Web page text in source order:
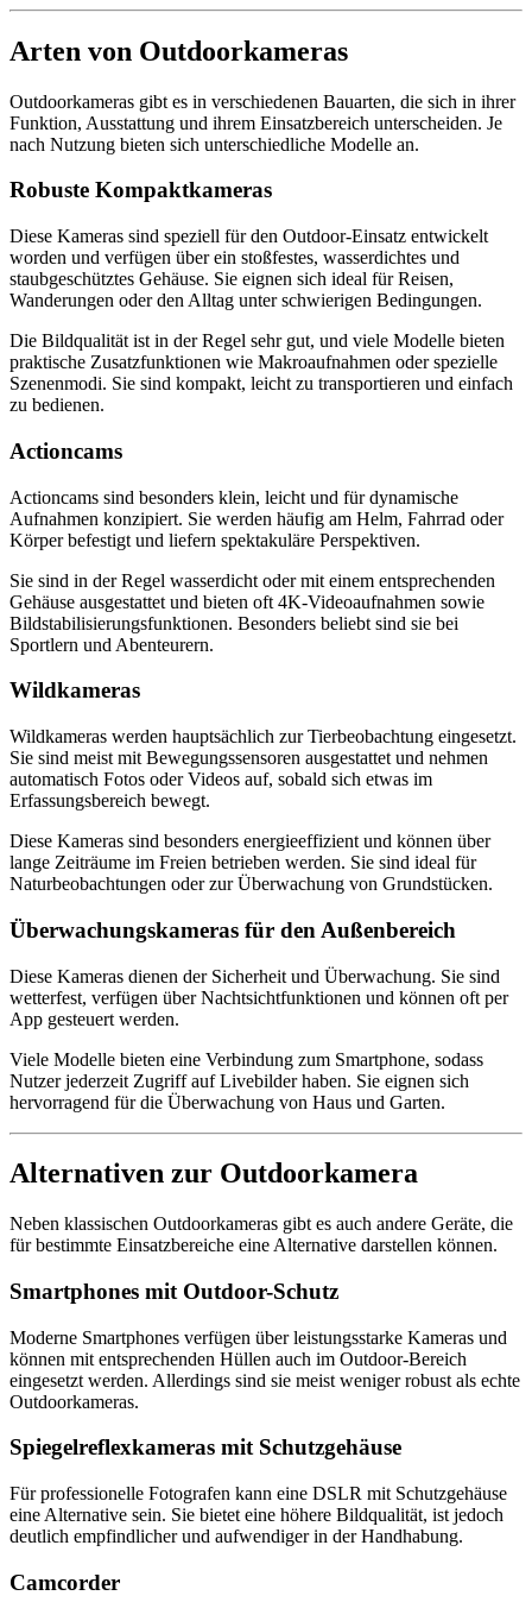
Arten von Outdoorkameras
Outdoorkameras gibt es in verschiedenen Bauarten, die sich in ihrer
Funktion, Ausstattung und ihrem Einsatzbereich unterscheiden. Je
nach Nutzung bieten sich unterschiedliche Modelle an.
Robuste Kompaktkameras
Diese Kameras sind speziell für den Outdoor-Einsatz entwickelt
worden und verfügen über ein stoßfestes, wasserdichtes und
staubgeschütztes Gehäuse. Sie eignen sich ideal für Reisen,
Wanderungen oder den Alltag unter schwierigen Bedingungen.
Die Bildqualität ist in der Regel sehr gut, und viele Modelle bieten
praktische Zusatzfunktionen wie Makroaufnahmen oder spezielle
Szenenmodi. Sie sind kompakt, leicht zu transportieren und einfach
zu bedienen.
Actioncams
Actioncams sind besonders klein, leicht und für dynamische
Aufnahmen konzipiert. Sie werden häufig am Helm, Fahrrad oder
Körper befestigt und liefern spektakuläre Perspektiven.
Sie sind in der Regel wasserdicht oder mit einem entsprechenden
Gehäuse ausgestattet und bieten oft 4K-Videoaufnahmen sowie
Bildstabilisierungsfunktionen. Besonders beliebt sind sie bei
Sportlern und Abenteurern.
Wildkameras
Wildkameras werden hauptsächlich zur Tierbeobachtung eingesetzt.
Sie sind meist mit Bewegungssensoren ausgestattet und nehmen
automatisch Fotos oder Videos auf, sobald sich etwas im
Erfassungsbereich bewegt.
Diese Kameras sind besonders energieeffizient und können über
lange Zeiträume im Freien betrieben werden. Sie sind ideal für
Naturbeobachtungen oder zur Überwachung von Grundstücken.
Überwachungskameras für den Außenbereich
Diese Kameras dienen der Sicherheit und Überwachung. Sie sind
wetterfest, verfügen über Nachtsichtfunktionen und können oft per
App gesteuert werden.
Viele Modelle bieten eine Verbindung zum Smartphone, sodass
Nutzer jederzeit Zugriff auf Livebilder haben. Sie eignen sich
hervorragend für die Überwachung von Haus und Garten.
Alternativen zur Outdoorkamera
Neben klassischen Outdoorkameras gibt es auch andere Geräte, die
für bestimmte Einsatzbereiche eine Alternative darstellen können.
Smartphones mit Outdoor-Schutz
Moderne Smartphones verfügen über leistungsstarke Kameras und
können mit entsprechenden Hüllen auch im Outdoor-Bereich
eingesetzt werden. Allerdings sind sie meist weniger robust als echte
Outdoorkameras.
Spiegelreflexkameras mit Schutzgehäuse
Für professionelle Fotografen kann eine DSLR mit Schutzgehäuse
eine Alternative sein. Sie bietet eine höhere Bildqualität, ist jedoch
deutlich empfindlicher und aufwendiger in der Handhabung.
Camcorder